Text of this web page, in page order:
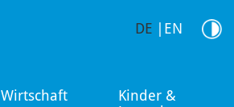
Wirtschaft
Kinder &
DE EN